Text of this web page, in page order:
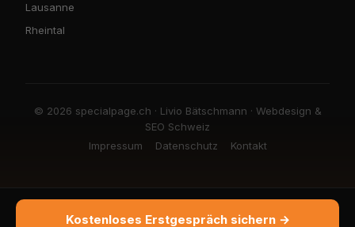
Kostenloses Erstgespräch sichern →
Lausanne
Rheintal
© 2026 specialpage.ch · Livio Bätschmann · Webdesign &
SEO Schweiz
Impressum
Datenschutz Kontakt